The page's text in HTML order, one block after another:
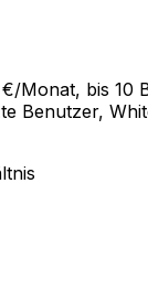
bis
Benutzer,